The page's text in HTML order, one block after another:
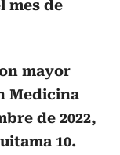
mes de
mayor
Medicina
de 2022,
10.